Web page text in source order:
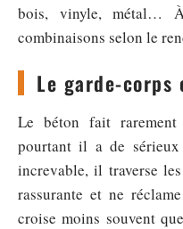
bois, vinyle, métal…
combinaisons selon le
Le garde-corps
Le béton fait rarement
pourtant il a de sérieux
increvable, il traverse
rassurante et ne
croise moins souvent